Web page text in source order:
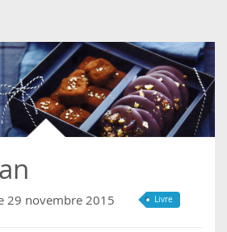
29 novembre 2015 Livre